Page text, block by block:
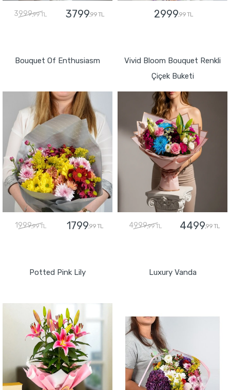
3999,99 TL 3799,99 TL 2999,99 TL
Bouquet Of Enthusiasm
1999,99 TL 1799,99 TL
Vivid Bloom Bouquet Renkli
Çiçek Buketi
4999,99 TL 4499,99 TL
Potted Pink Lily Luxury Vanda